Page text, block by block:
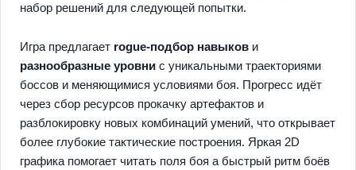
набор решений для следующей попытки.
Игра предлагает rogue-подбор навыков и
разнообразные уровни с уникальными траекториями
боссов и меняющимися условиями боя. Прогресс идёт
через сбор ресурсов прокачку артефактов и
разблокировку новых комбинаций умений, что открывает
более глубокие тактические построения. Яркая 2D
графика помогает читать поля боя а быстрый ритм боёв